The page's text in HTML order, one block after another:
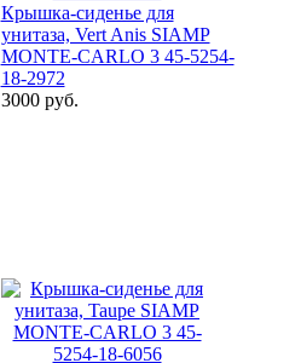
Крышка-сиденье для
унитаза, Vert Anis SIAMP
MONTE-CARLO 3 45-5254-
18-2972
3000 руб.